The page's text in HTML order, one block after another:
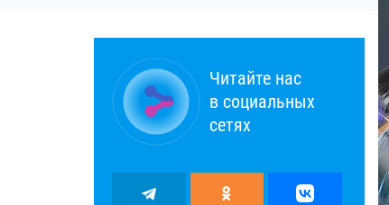
Читайте нас
в социальных
сетях